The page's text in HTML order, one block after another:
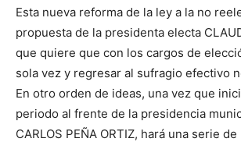
Esta nueva reforma de la ley a la no
propuesta de la presidenta electa
que quiere que con los cargos de
sola vez y regresar al sufragio efectivo
En otro orden de ideas, una vez que
periodo al frente de la presidencia
CARLOS PEÑA ORTIZ, hará una serie